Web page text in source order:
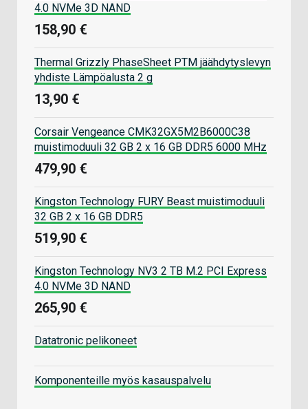
4.0 NVMe 3D NAND
158,90 €
Thermal Grizzly PhaseSheet PTM jäähdytyslevyn
yhdiste Lämpöalusta 2 g
13,90 €
Corsair Vengeance CMK32GX5M2B6000C38
muistimoduuli 32 GB 2 x 16 GB DDR5 6000 MHz
479,90 €
Kingston Technology FURY Beast muistimoduuli
32 GB 2 x 16 GB DDR5
519,90 €
Kingston Technology NV3 2 TB M.2 PCI Express
4.0 NVMe 3D NAND
265,90 €
Datatronic pelikoneet
Komponenteille myös kasauspalvelu